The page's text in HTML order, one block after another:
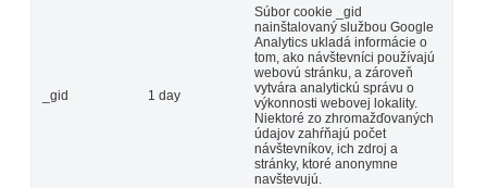
_gid 1 day
Súbor cookie _gid
nainštalovaný službou Google
Analytics ukladá informácie o
tom, ako návštevníci používajú
webovú stránku, a zároveň
vytvára analytickú správu o
výkonnosti webovej lokality.
Niektoré zo zhromažďovaných
údajov zahŕňajú počet
návštevníkov, ich zdroj a
stránky, ktoré anonymne
navštevujú.